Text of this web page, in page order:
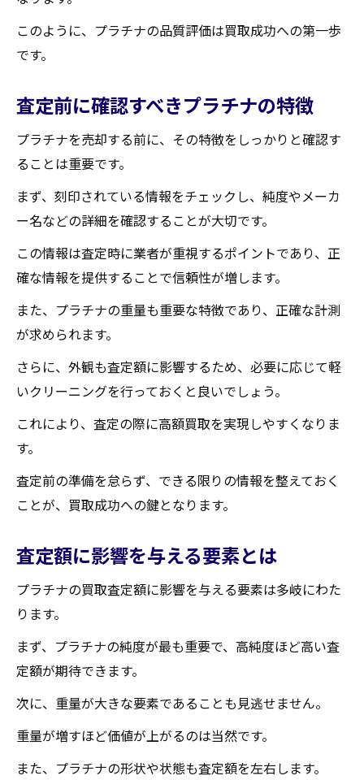
このように、プラチナの品質評価は買取成功への第一歩
です。
査定前に確認すべきプラチナの特徴
プラチナを売却する前に、その特徴をしっかりと確認す
ることは重要です。
まず、刻印されている情報をチェックし、純度やメーカ
ー名などの詳細を確認することが大切です。
この情報は査定時に業者が重視するポイントであり、正
確な情報を提供することで信頼性が増します。
また、プラチナの重量も重要な特徴であり、正確な計測
が求められます。
さらに、外観も査定額に影響するため、必要に応じて軽
いクリーニングを行っておくと良いでしょう。
これにより、査定の際に高額買取を実現しやすくなりま
す。
査定前の準備を怠らず、できる限りの情報を整えておく
ことが、買取成功への鍵となります。
査定額に影響を与える要素とは
プラチナの買取査定額に影響を与える要素は多岐にわた
ります。
まず、プラチナの純度が最も重要で、高純度ほど高い査
定額が期待できます。
次に、重量が大きな要素であることも見逃せません。
重量が増すほど価値が上がるのは当然です。
また、プラチナの形状や状態も査定額を左右します。